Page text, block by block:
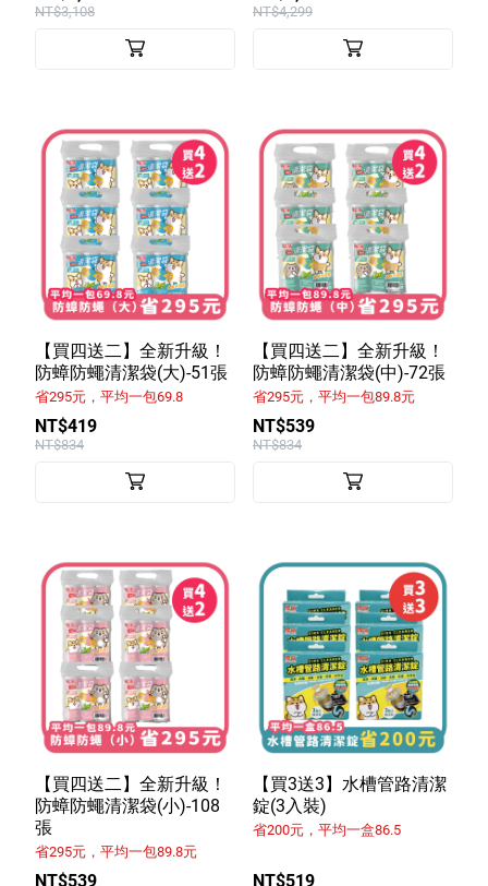
NT$3,108 NT$4,299
【買四送二】全新升級！
防蟑防蠅清潔袋(大)-51張
省295元，平均一包69.8
NT$419
NT$834
【買四送二】全新升級！
防蟑防蠅清潔袋(中)-72張
省295元，平均一包89.8元
NT$539
NT$834
【買四送二】全新升級！
防蟑防蠅清潔袋(小)-108
張
省295元，平均一包89.8元
NT$539
【買3送3】水槽管路清潔
錠(3入裝)
省200元，平均一盒86.5
NT$519